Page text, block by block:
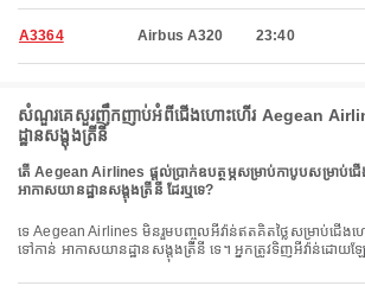
A3364 Airbus A320 23:40
សំណួរគេសួរញឹកញាប់អំពីជើងហោះហើរ Aegean
ដ្ឋានសង្តុងត្រីនី
តើ Aegean Airlines ផ្តល់ប្រាក់ឧបត្ថម្ភសម្រាប់កាបូបសម្រាប់ជ
អាកាសយានដ្ឋានសង្តុងត្រីនី ដែរឬទេ?
ទេ Aegean Airlines មិនរួមបញ្ចូលអីវ៉ាន់ឥតគិតថ្លៃសម្រាប់ជើងហោះហើរ ក្នុងស្រុក & អន្តរជាតិ
ទៅកាន់ អាកាសយានដ្ឋានសង្តុងត្រីនី ទេ។ អ្នកត្រូវទិញអីវ៉ាន់ដោយឡ